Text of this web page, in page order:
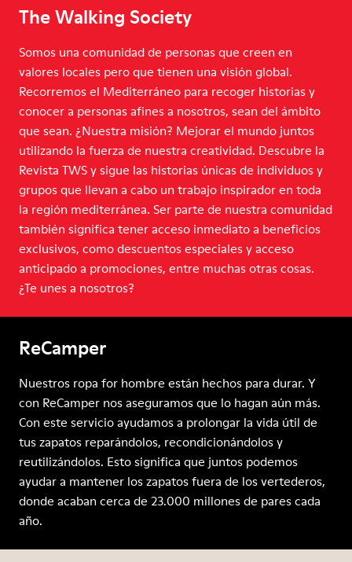
The Walking Society
Somos una comunidad de personas que creen en
valores locales pero que tienen una visión global.
Recorremos el Mediterráneo para recoger historias y
conocer a personas afines a nosotros, sean del ámbito
que sean. ¿Nuestra misión? Mejorar el mundo juntos
utilizando la fuerza de nuestra creatividad. Descubre la
Revista TWS y sigue las historias únicas de individuos y
grupos que llevan a cabo un trabajo inspirador en toda
la región mediterránea. Ser parte de nuestra comunidad
también significa tener acceso inmediato a beneficios
exclusivos, como descuentos especiales y acceso
anticipado a promociones, entre muchas otras cosas.
¿Te unes a nosotros?
ReCamper
Nuestros ropa for hombre están hechos para durar. Y
con ReCamper nos aseguramos que lo hagan aún más.
Con este servicio ayudamos a prolongar la vida útil de
tus zapatos reparándolos, recondicionándolos y
reutilizándolos. Esto significa que juntos podemos
ayudar a mantener los zapatos fuera de los vertederos,
donde acaban cerca de 23.000 millones de pares cada
año.